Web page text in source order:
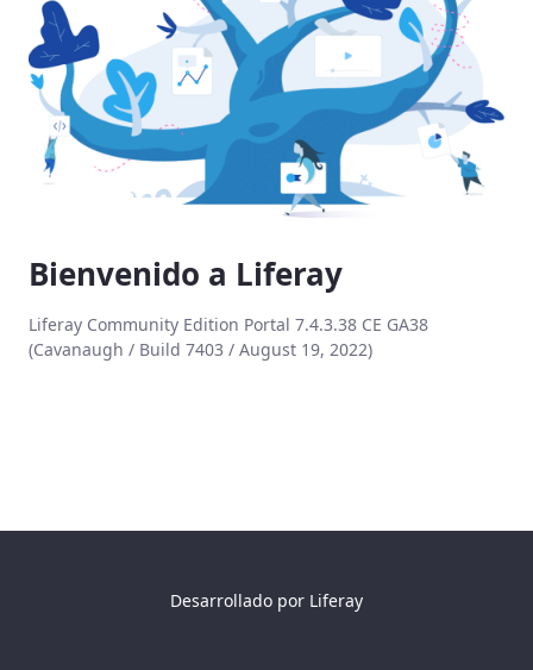
Bienvenido a Liferay
Liferay Community Edition Portal 7.4.3.38 CE GA38
(Cavanaugh / Build 7403 / August 19, 2022)
Desarrollado por Liferay